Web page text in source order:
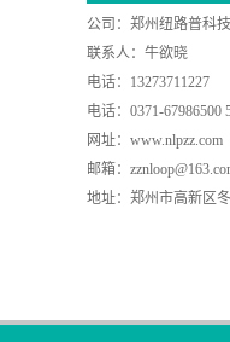
公司： 郑州纽路普科
联系人：牛欲晓
电话：13273711227
电话：0371-67986500
网址： www.nlpzz.com
邮箱：
地址：郑州市高新区